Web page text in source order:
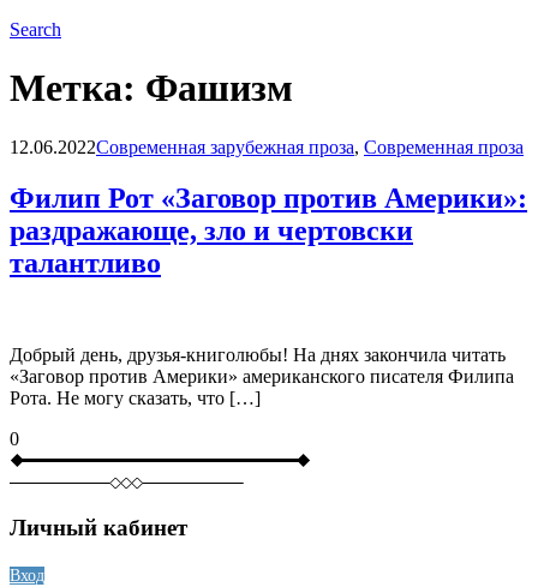
Search
Метка: Фашизм
Blog
12.06.2022Современная зарубежная проза, Современная проза
Филип Рот «Заговор против Америки»:
раздражающе, зло и чертовски
талантливо
Добрый день, друзья-книголюбы! На днях закончила читать
«Заговор против Америки» американского писателя Филипа
Рота. Не могу сказать, что […]
0
Личный кабинет
Вход